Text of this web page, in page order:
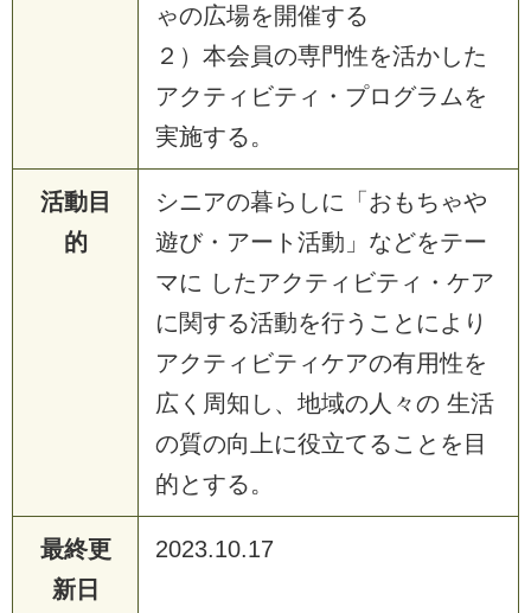
ゃの広場を開催する
２）本会員の専門性を活かした
アクティビティ・プログラムを
実施する。
活動目
的
シニアの暮らしに「おもちゃや
遊び・アート活動」などをテー
マに したアクティビティ・ケア
に関する活動を行うことにより
アクティビティケアの有用性を
広く周知し、地域の人々の 生活
の質の向上に役立てることを目
的とする。
最終更
新日
2023.10.17